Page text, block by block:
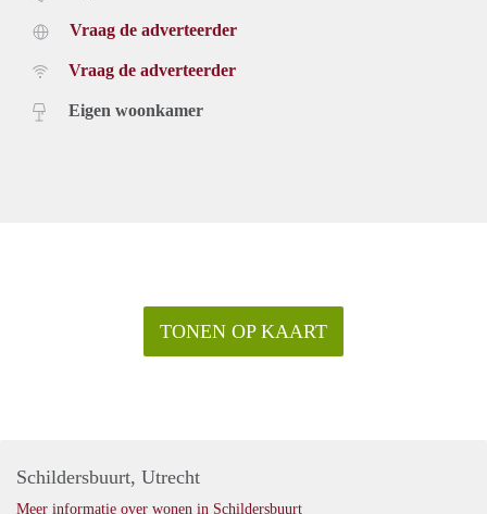
Vraag de adverteerder
Vraag de adverteerder
Eigen woonkamer
TONEN OP KAART
Schildersbuurt, Utrecht
Meer informatie over wonen in Schildersbuurt